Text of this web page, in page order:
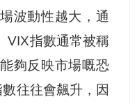
波動性越大，通
VIX指數通常被稱
夠反映市場嘅恐
往往會飆升，因